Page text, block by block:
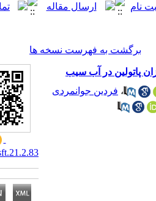
فهرست نسخه ها
در آب سیب
جوانمردی
10.66224/nsft.21.2.83